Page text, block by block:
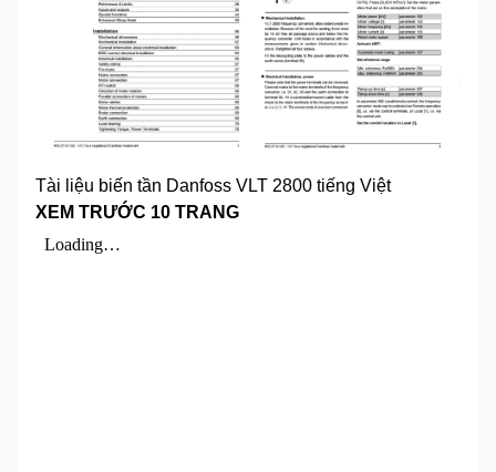
Tài liệu biến tần Danfoss VLT 2800 tiếng Việt
XEM TRƯỚC 10 TRANG